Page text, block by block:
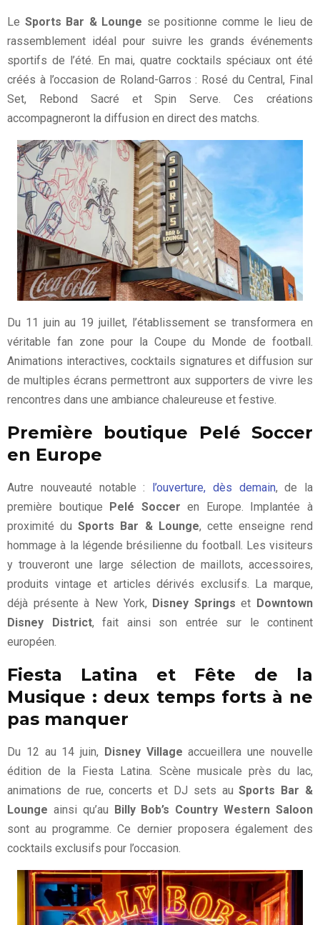
Le Sports Bar & Lounge se positionne comme le lieu de
rassemblement idéal pour suivre les grands événements
sportifs de l’été. En mai, quatre cocktails spéciaux ont été
créés à l’occasion de Roland-Garros : Rosé du Central, Final
Set, Rebond Sacré et Spin Serve. Ces créations
accompagneront la diffusion en direct des matchs.
Du 11 juin au 19 juillet, l’établissement se transformera en
véritable fan zone pour la Coupe du Monde de football.
Animations interactives, cocktails signatures et diffusion sur
de multiples écrans permettront aux supporters de vivre les
rencontres dans une ambiance chaleureuse et festive.
Première boutique Pelé Soccer
en Europe
Autre nouveauté notable : l’ouverture, dès demain, de la
première boutique Pelé Soccer en Europe. Implantée à
proximité duSports Bar & Lounge, cette enseigne rend
hommage à la légende brésilienne du football. Les visiteurs
y trouveront une large sélection de maillots, accessoires,
produits vintage et articles dérivés exclusifs. La marque,
déjà présente à New York, Disney Springs et Downtown
Disney District, fait ainsi son entrée sur le continent
européen.
Fiesta Latina et Fête de la
Musique : deux temps forts à ne
pas manquer
Du 12 au 14 juin, Disney Village accueillera une nouvelle
édition de la Fiesta Latina. Scène musicale près du lac,
animations de rue, concerts et DJ sets auSports Bar &
Lounge ainsi qu’au Billy Bob’s Country Western Saloon
sont au programme. Ce dernier proposera également des
cocktails exclusifs pour l’occasion.